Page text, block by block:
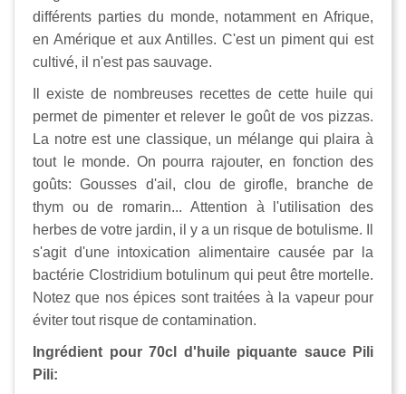
différents parties du monde, notamment en Afrique,
en Amérique et aux Antilles. C'est un piment qui est
cultivé, il n'est pas sauvage.
Il existe de nombreuses recettes de cette huile qui
permet de pimenter et relever le goût de vos pizzas.
La notre est une classique, un mélange qui plaira à
tout le monde. On pourra rajouter, en fonction des
goûts: Gousses d'ail, clou de girofle, branche de
thym ou de romarin... Attention à l'utilisation des
herbes de votre jardin, il y a un risque de botulisme. Il
s'agit d'une intoxication alimentaire causée par la
bactérie Clostridium botulinum qui peut être mortelle.
Notez que nos épices sont traitées à la vapeur pour
éviter tout risque de contamination.
Ingrédient pour 70cl d'huile piquante sauce Pili
Pili: